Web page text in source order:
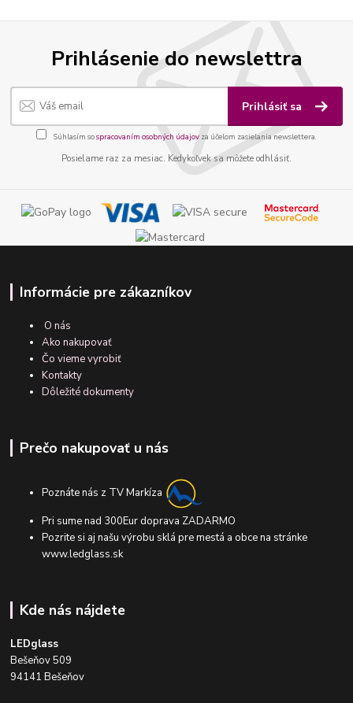
Prihlásenie do newslettra
Prihlásiť sa
Súhlasím sospracovaním osobných údajov za účelom zasielania newslettera.
Posielame raz za mesiac. Kedykoľvek sa môžete odhlásiť.
Informácie pre zákazníkov
O nás
Ako nakupovať
Čo vieme vyrobiť
Kontakty
Dôležité dokumenty
Prečo nakupovať u nás
Poznáte nás z TV Markíza
Pri sume nad 300Eur doprava ZADARMO
Pozrite si aj našu výrobu sklá pre mestá a obce na stránke
www.ledglass.sk
Kde nás nájdete
LEDglass
Bešeňov 509
94141 Bešeňov